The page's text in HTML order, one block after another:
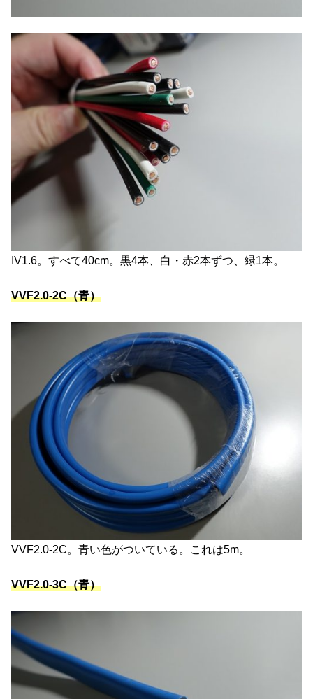
IV1.6。すべて40cm。黒4本、白・赤2本ずつ、緑1本。
VVF2.0-2C（青）
VVF2.0-2C。青い色がついている。これは5m。
VVF2.0-3C（青）